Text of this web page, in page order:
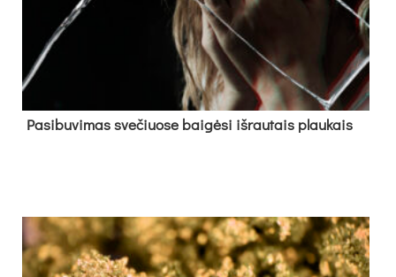
Pa­si­bu­vi­mas sve­čiuo­se bai­gė­si iš­rau­tais plau­kais